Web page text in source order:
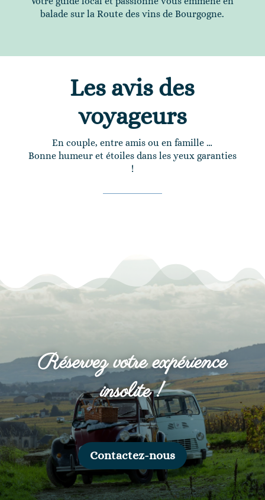
balade sur la Route des vins de Bourgogne.
Les avis des
voyageurs
En couple, entre amis ou en famille …
Bonne humeur et étoiles dans les yeux garanties
!
Réservez votre expérience
insolite !
Contactez-nous